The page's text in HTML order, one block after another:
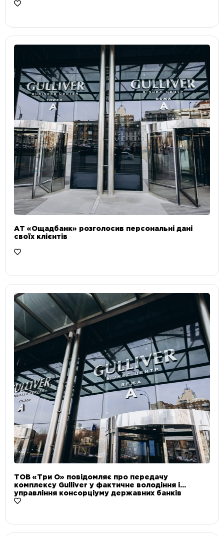
АТ «Ощадбанк» розголосив персональні дані
своїх клієнтів
ТОВ «Три О» повідомляє про передачу
комплексу Gulliver у фактичне володіння і
управління консорціуму державних банків